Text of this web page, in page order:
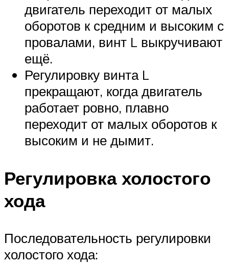
двигатель переходит от малых
оборотов к средним и высоким с
провалами, винт L выкручивают
ещё.
Регулировку винта L
прекращают, когда двигатель
работает ровно, плавно
переходит от малых оборотов к
высоким и не дымит.
Регулировка холостого
хода
Последовательность регулировки
холостого хода: